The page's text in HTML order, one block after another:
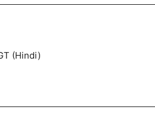
(Hindi)